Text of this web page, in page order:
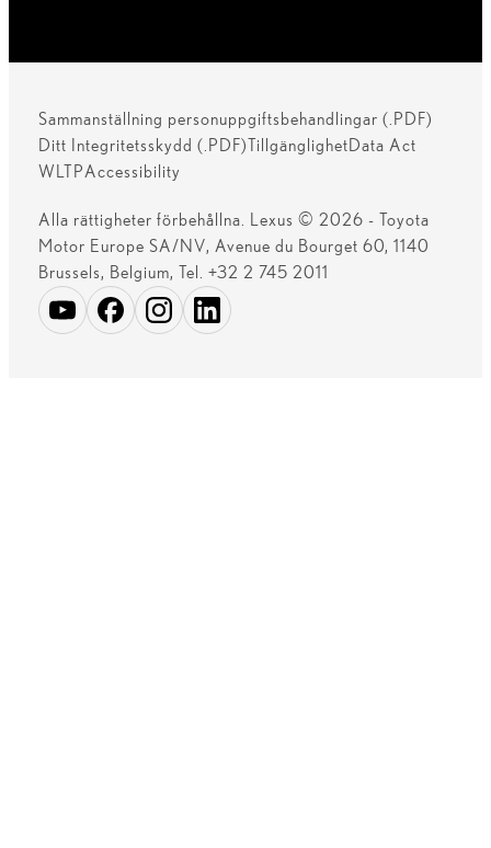
Sammanställning personuppgiftsbehandlingar (.PDF)
Ditt Integritetsskydd (.PDF)TillgänglighetData Act
WLTPAccessibility
Alla rättigheter förbehållna. Lexus © 2026 - Toyota
Motor Europe SA/NV, Avenue du Bourget 60, 1140
Brussels, Belgium, Tel. +32 2 745 2011